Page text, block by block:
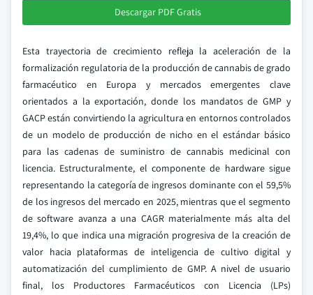
Descargar PDF Gratis
Esta trayectoria de crecimiento refleja la aceleración de la
formalización regulatoria de la producción de cannabis de grado
farmacéutico en Europa y mercados emergentes clave
orientados a la exportación, donde los mandatos de GMP y
GACP están convirtiendo la agricultura en entornos controlados
de un modelo de producción de nicho en el estándar básico
para las cadenas de suministro de cannabis medicinal con
licencia. Estructuralmente, el componente de hardware sigue
representando la categoría de ingresos dominante con el 59,5%
de los ingresos del mercado en 2025, mientras que el segmento
de software avanza a una CAGR materialmente más alta del
19,4%, lo que indica una migración progresiva de la creación de
valor hacia plataformas de inteligencia de cultivo digital y
automatización del cumplimiento de GMP. A nivel de usuario
final, los Productores Farmacéuticos con Licencia (LPs)